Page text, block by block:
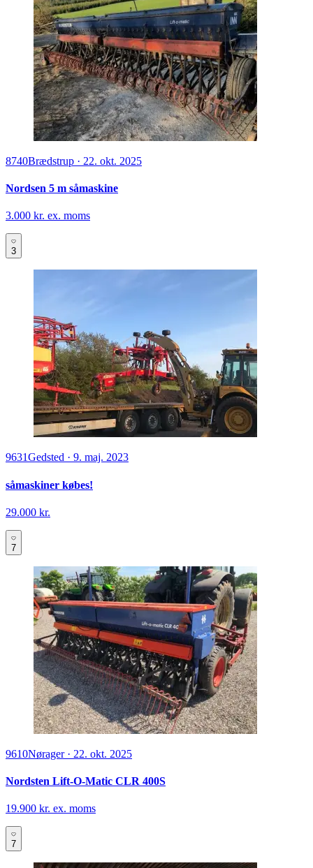
8740Brædstrup · 22. okt. 2025
Nordsen 5 m såmaskine
3.000 kr. ex. moms
3
9631Gedsted · 9. maj. 2023
såmaskiner købes!
29.000 kr.
7
9610Nørager· 22. okt. 2025
Nordsten Lift-O-Matic CLR 400S
19.900 kr. ex. moms
7